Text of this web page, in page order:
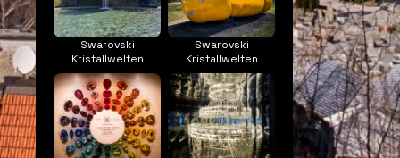
Swarovski
Kristallwelten
Swarovski
Kristallwelten